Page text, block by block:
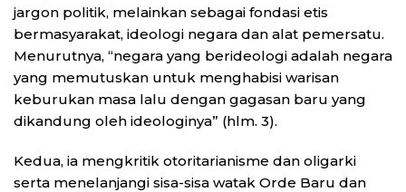
jargon politik, melainkan sebagai fondasi etis
bermasyarakat, ideologi negara dan alat pemersatu.
Menurutnya, “negara yang berideologi adalah negara
yang memutuskan untuk menghabisi warisan
keburukan masa lalu dengan gagasan baru yang
dikandung oleh ideologinya” (hlm. 3).
Kedua, ia mengkritik otoritarianisme dan oligarki
serta menelanjangi sisa-sisa watak Orde Baru dan